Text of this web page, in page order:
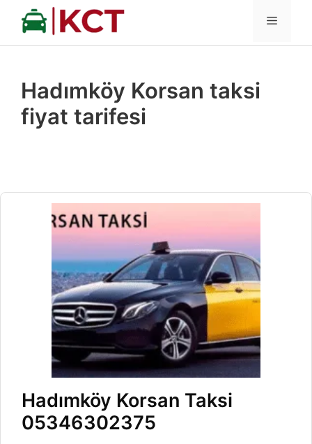
İçeriğe
MENÜ
Hadımköy Korsan taksi
fiyat tarifesi
Hadımköy Korsan Taksi
05346302375